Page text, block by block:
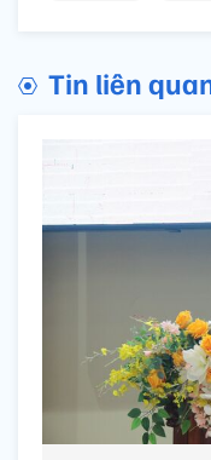
Tin liên